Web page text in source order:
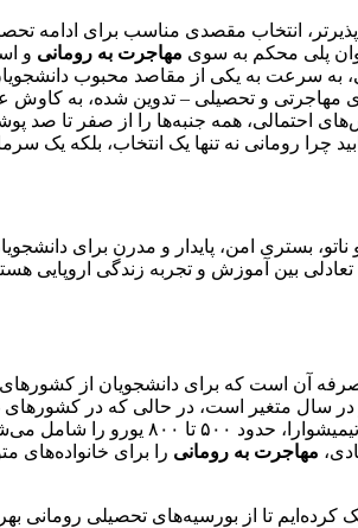
انتخاب مقصدی مناسب برای ادامه
پلی محکم به سوی مهاجرت به رومانی و
سرعت به یکی از مقاصد محبوب
مهاجرتی و تحصیلی – تدوین شده، به کاوش
احتمالی، همه جنبه‌ها را از صفر تا صد
چرا رومانی نه تنها یک انتخاب، بلکه یک
بین آموزش و تجربه زندگی اروپایی
آن است که برای دانشجویان از
مهاجرت به رومانی را برای